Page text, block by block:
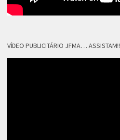
VÍDEO PUBLICITÁRIO JFMA… ASSISTAM!!